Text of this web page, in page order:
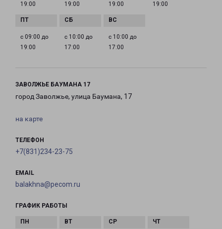
19:00
19:00
19:00
19:00
с 09:00 до
19:00
с 10:00 до
17:00
с 10:00 до
17:00
ЗАВОЛЖЬЕ БАУМАНА 17
город Заволжье, улица Баумана, 17
на карте
ТЕЛЕФОН
+7(831)234-23-75
EMAIL
balakhna@pecom.ru
ГРАФИК РАБОТЫ